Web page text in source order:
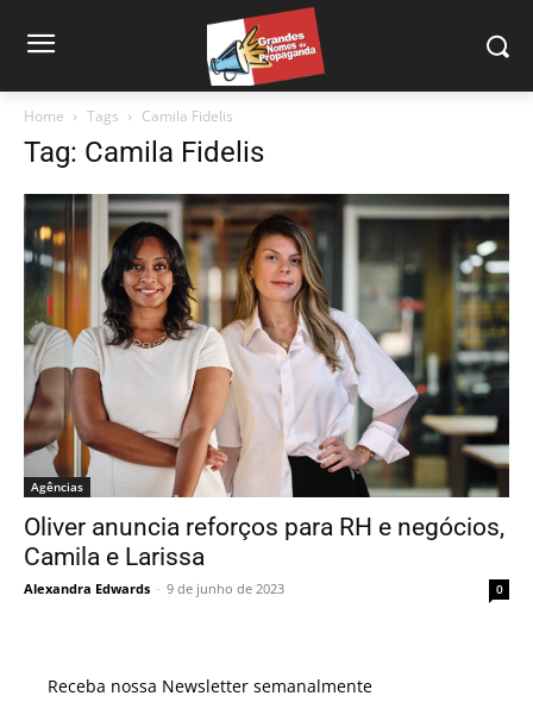
Home Tags Camila Fidelis
Tag: Camila Fidelis
Agências
Oliver anuncia reforços para RH e negócios,
Camila e Larissa
Alexandra Edwards - 9 de junho de 2023 0
Receba nossa Newsletter semanalmente